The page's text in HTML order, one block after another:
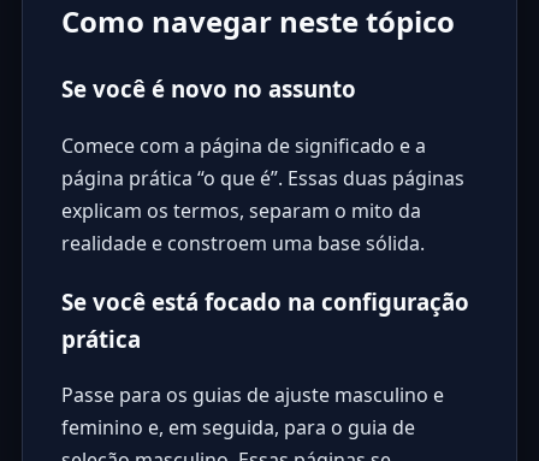
Como navegar neste tópico
Se você é novo no assunto
Comece com a página de significado e a
página prática “o que é”. Essas duas páginas
explicam os termos, separam o mito da
realidade e constroem uma base sólida.
Se você está focado na configuração
prática
Passe para os guias de ajuste masculino e
feminino e, em seguida, para o guia de